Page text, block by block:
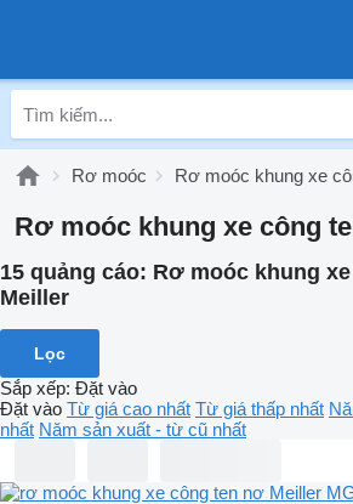
Rơ moóc Rơ moóc khung xe
Rơ moóc khung xe công
15 quảng cáo: Rơ moóc khung
Meiller
Lọc
Sắp xếp: Đặt vào
Đặt vào Từ giá cao nhất Từ giá thấp nhất
nhất Năm sản xuất - từ cũ nhất